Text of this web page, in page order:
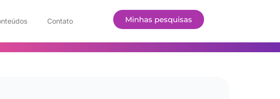
Contato Minhas pesquisas